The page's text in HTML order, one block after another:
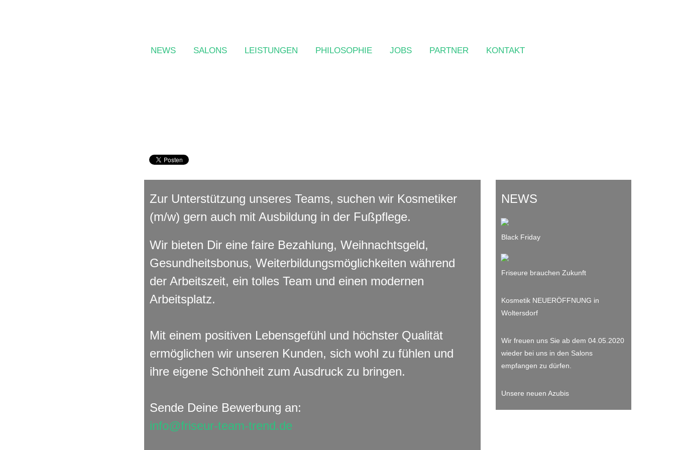
NEWS SALONS LEISTUNGEN PHILOSOPHIE JOBS PARTNER KONTAKT
Zur Unterstützung unseres Teams, suchen wir Kosmetiker
(m/w) gern auch mit Ausbildung in der Fußpflege.
Wir bieten Dir eine faire Bezahlung, Weihnachtsgeld,
Gesundheitsbonus, Weiterbildungsmöglichkeiten während
der Arbeitszeit, ein tolles Team und einen modernen
Arbeitsplatz.
Mit einem positiven Lebensgefühl und höchster Qualität
ermöglichen wir unseren Kunden, sich wohl zu fühlen und
ihre eigene Schönheit zum Ausdruck zu bringen.
Sende Deine Bewerbung an:
info@friseur-team-trend.de
NEWS
Black Friday
Friseure brauchen Zukunft
Kosmetik NEUERÖFFNUNG in
Woltersdorf
Wir freuen uns Sie ab dem 04.05.2020
wieder bei uns in den Salons
empfangen zu dürfen.
Unsere neuen Azubis